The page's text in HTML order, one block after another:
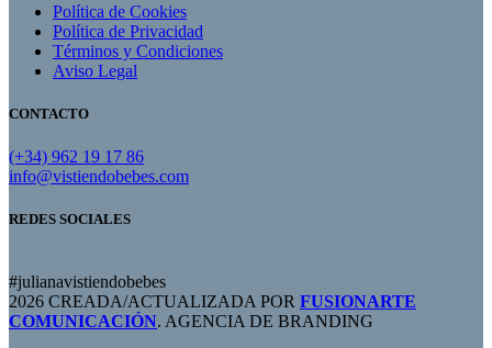
Política de Cookies
Política de Privacidad
Términos y Condiciones
Aviso Legal
CONTACTO
(+34) 962 19 17 86
info@vistiendobebes.com
REDES SOCIALES
#julianavistiendobebes
2026 CREADA/ACTUALIZADA POR FUSIONARTE
COMUNICACIÓN. AGENCIA DE BRANDING